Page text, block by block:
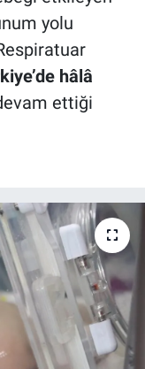
yolu
hâlâ
ettiği